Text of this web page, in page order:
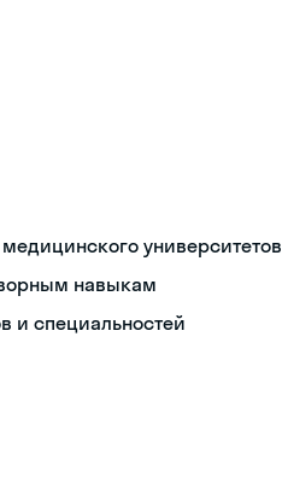
университетов
навыкам
и специальностей